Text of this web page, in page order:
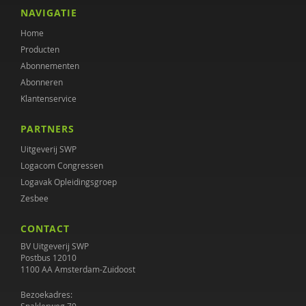
Noor de Boer
Esther Bontekoe
Nynke Boonstra
Ellen van den Broek
Marieke Bruggemann-Kluvers
Aniet Bruininks
Cocky Buijsen
Jan Buitelaar
Wendy Buysse
NAVIGATIE
Home
Producten
Abonnementen
Abonneren
Klantenservice
PARTNERS
Uitgeverij SWP
Logacom Congressen
Logavak Opleidingsgroep
Zesbee
CONTACT
BV Uitgeverij SWP
Postbus 12010
1100 AA Amsterdam-Zuidoost
Bezoekadres: